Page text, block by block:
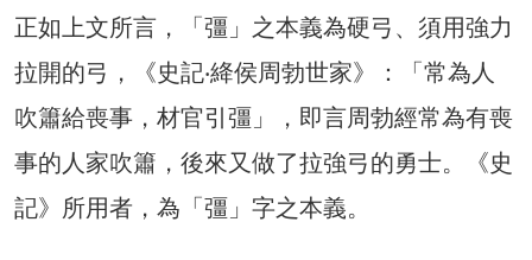
正如上文所言，「彊」之本義為硬弓、須用強力
拉開的弓，《史記‧絳侯周勃世家》：「常為人
吹簫給喪事，材官引彊」，即言周勃經常為有喪
事的人家吹簫，後來又做了拉強弓的勇士。《史
記》所用者，為「彊」字之本義。